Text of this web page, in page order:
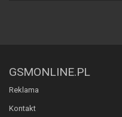
GSMONLINE.PL
Reklama
Kontakt